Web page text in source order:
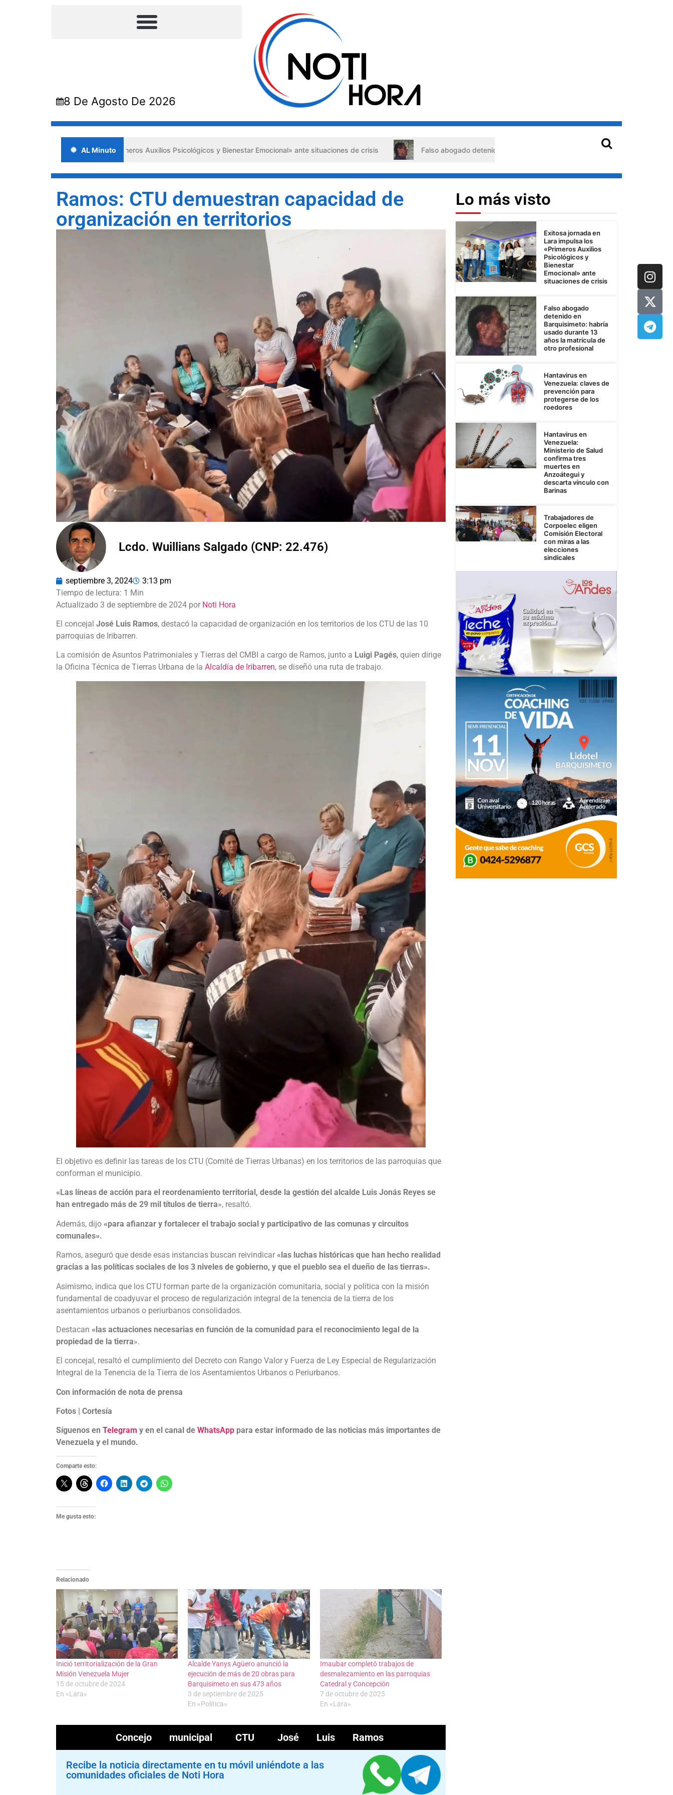
8 De Agosto De 2026
AL Minuto
impulsa los «Primeros Auxilios Psicológicos y Bienestar Emocional» ante situaciones de crisis Falso abogado detenido en Barquisimeto: habría usado durante 13 años la matrícula de otro
Ramos: CTU demuestran capacidad de
organización en territorios
Lcdo. Wuillians Salgado (CNP: 22.476)
septiembre 3, 2024 3:13 pm
Actualizado 3 de septiembre de 2024 por Noti Hora
El concejal José Luis Ramos, destacó la capacidad de organización en los territorios de los CTU de las 10
parroquias de Iribarren.
La comisión de Asuntos Patrimoniales y Tierras del CMBI a cargo de Ramos, junto a Luigi Pagés, quien dirige
la Oficina Técnica de Tierras Urbana de la Alcaldía de Iribarren, se diseñó una ruta de trabajo.
El objetivo es definir las tareas de los CTU (Comité de Tierras Urbanas) en los territorios de las parroquias que
conforman el municipio.
«Las líneas de acción para el reordenamiento territorial, desde la gestión del alcalde Luis Jonás Reyes se
han entregado más de 29 mil títulos de tierra», resaltó.
Además, dijo «para afianzar y fortalecer el trabajo social y participativo de las comunas y circuitos
comunales».
Ramos, aseguró que desde esas instancias buscan reivindicar «las luchas históricas que han hecho realidad
gracias a las políticas sociales de los 3 niveles de gobierno, y que el pueblo sea el dueño de las tierras».
Asimismo, indica que los CTU forman parte de la organización comunitaria, social y política con la misión
fundamental de coadyuvar el proceso de regularización integral de la tenencia de la tierra de los
asentamientos urbanos o periurbanos consolidados.
Destacan «las actuaciones necesarias en función de la comunidad para el reconocimiento legal de la
propiedad de la tierra».
El concejal, resaltó el cumplimiento del Decreto con Rango Valor y Fuerza de Ley Especial de Regularización
Integral de la Tenencia de la Tierra de los Asentamientos Urbanos o Periurbanos.
Con información de nota de prensa
Fotos | Cortesía
Síguenos en Telegram y en el canal de WhatsApp para estar informado de las noticias más importantes de
Venezuela y el mundo.
Comparte esto:
Me gusta esto:
Relacionado
Inició territorialización de la Gran
Misión Venezuela Mujer
15 de octubre de 2024
En «Lara»
Alcalde Yanys Agüero anunció la
ejecución de más de 20 obras para
Barquisimeto en sus 473 años
3 de septiembre de 2025
En «Política»
Imaubar completó trabajos de
desmalezamiento en las parroquias
Catedral y Concepción
7 de octubre de 2025
En «Lara»
Concejo municipal CTU José Luis Ramos
Recibe la noticia directamente en tu móvil uniéndote a las
comunidades oficiales de Noti Hora
Lo más visto
Exitosa jornada en
Lara impulsa los
«Primeros Auxilios
Psicológicos y
Bienestar
Emocional» ante
situaciones de crisis
Falso abogado
detenido en
Barquisimeto: habría
usado durante 13
años la matrícula de
otro profesional
Hantavirus en
Venezuela: claves de
prevención para
protegerse de los
roedores
Hantavirus en
Venezuela:
Ministerio de Salud
confirma tres
muertes en
Anzoátegui y
descarta vínculo con
Barinas
Trabajadores de
Corpoelec eligen
Comisión Electoral
con miras a las
elecciones
sindicales